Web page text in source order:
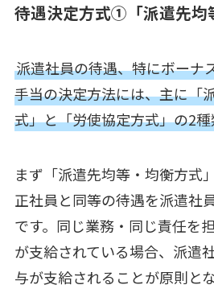
待遇決定方式①「派遣先均
派遣社員の待遇、特にボーナ
手当の決定方法には、主に「
式」と「労使協定方式」の2
まず「派遣先均等・均衡方式
正社員と同等の待遇を派遣社
です。同じ業務・同じ責任を
が支給されている場合、派遣
与が支給されることが原則とな